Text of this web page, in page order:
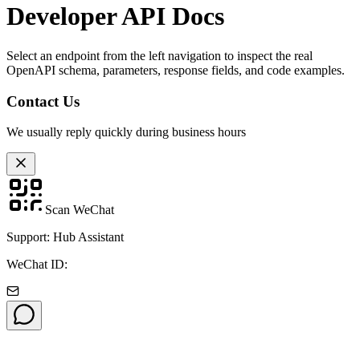
Developer API Docs
Select an endpoint from the left navigation to inspect the real
OpenAPI schema, parameters, response fields, and code examples.
Contact Us
We usually reply quickly during business hours
Scan WeChat
Support: Hub Assistant
WeChat ID: